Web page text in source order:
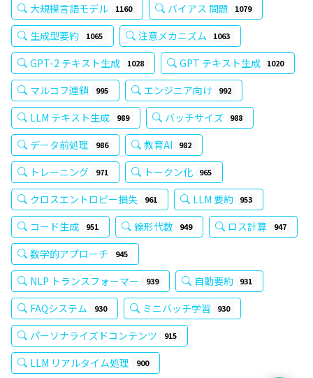
大規模言語モデル 1160 バイアス 問題 1079
生成型要約 1065 注意メカニズム 1063
GPT-2 テキスト生成 1028 GPT テキスト生成 1020
マルコフ連鎖 995 エンジニア向け 992
LLM テキスト生成 989 バッチサイズ 988
データ前処理 986 教育AI 982
トレーニング 971 トークン化 965
クロスエントロピー損失 961 LLM 要約 953
コード生成 951 線形代数 949 ロス計算 947
数学的アプローチ 945
NLP トランスフォーマー 939 自動要約 931
FAQシステム 930 ミニバッチ学習 930
パーソナライズドコンテンツ 915
LLM リアルタイム処理 900